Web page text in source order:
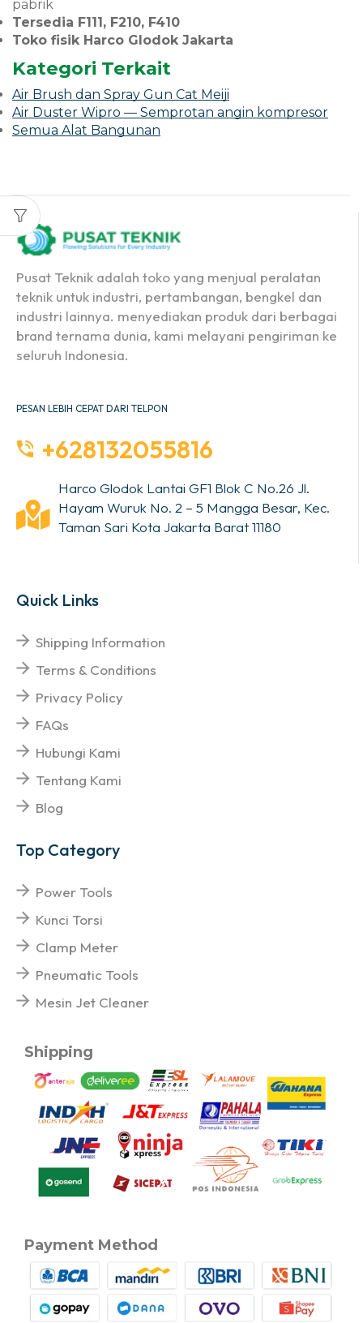
pabrik
Tersedia F111, F210, F410
Toko fisik Harco Glodok Jakarta
Kategori Terkait
Air Brush dan Spray Gun Cat Meiji
Air Duster Wipro — Semprotan angin kompresor
Semua Alat Bangunan
Pusat Teknik adalah toko yang menjual peralatan
teknik untuk industri, pertambangan, bengkel dan
industri lainnya. menyediakan produk dari berbagai
brand ternama dunia, kami melayani pengiriman ke
seluruh Indonesia.
PESAN LEBIH CEPAT DARI TELPON
+628132055816
Harco Glodok Lantai GF1 Blok C No.26 Jl.
Hayam Wuruk No. 2 – 5 Mangga Besar, Kec.
Taman Sari Kota Jakarta Barat 11180
Quick Links
Shipping Information
Terms & Conditions
Privacy Policy
FAQs
Hubungi Kami
Tentang Kami
Blog
Top Category
Power Tools
Kunci Torsi
Clamp Meter
Pneumatic Tools
Mesin Jet Cleaner
Shipping
Payment Method